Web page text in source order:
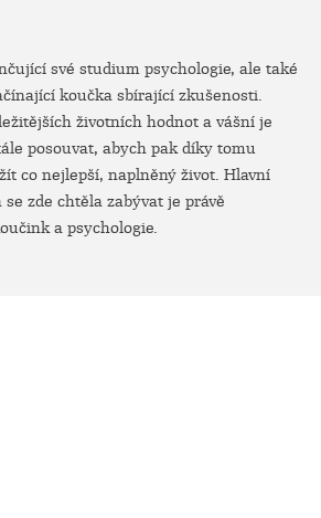
své studium psychologie, ale také
koučka sbírající zkušenosti.
životních hodnot a vášní je
posouvat, abych pak díky tomu
co nejlepší, naplněný život. Hlavní
zde chtěla zabývat je právě
a psychologie.